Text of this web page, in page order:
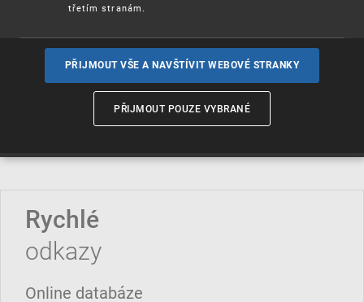
Označení původua zeměpisná
Rychlé
odkazy
Online databáze
třetím stranám.
PŘIJMOUT VŠE A NAVŠTÍVIT WEBOVÉ STRANKY
PŘIJMOUT POUZE VYBRANÉ